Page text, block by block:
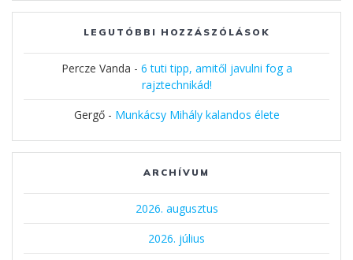
LEGUTÓBBI HOZZÁSZÓLÁSOK
Percze Vanda - 6 tuti tipp, amitől javulni fog a
rajztechnikád!
Gergő- Munkácsy Mihály kalandos élete
ARCHÍVUM
2026. augusztus
2026. július